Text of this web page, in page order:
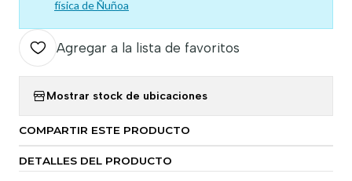
física de Ñuñoa
Agregar a la lista de favoritos
Mostrar stock de ubicaciones
COMPARTIR ESTE PRODUCTO
DETALLES DEL PRODUCTO